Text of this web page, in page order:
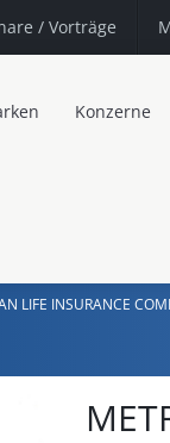
/ Vorträge
Konzerne
LIFE INSURANCE